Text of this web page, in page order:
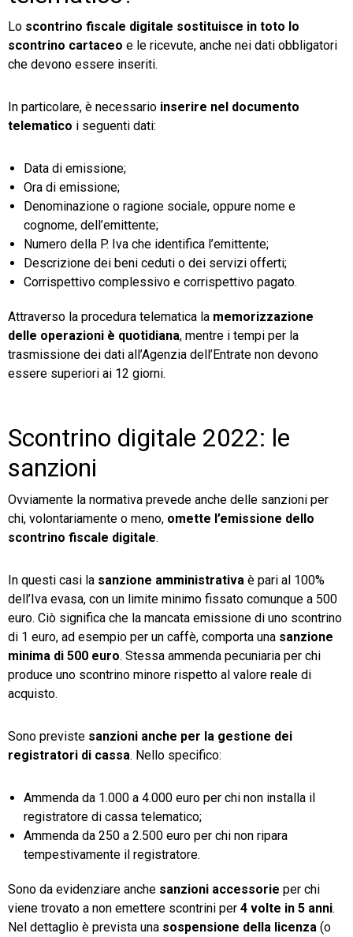
Lo scontrino fiscale digitale sostituisce in toto lo
scontrino cartaceo e le ricevute, anche nei dati obbligatori
che devono essere inseriti.
In particolare, è necessario inserire nel documento
telematico i seguenti dati:
Data di emissione;
Ora di emissione;
Denominazione o ragione sociale, oppure nome e
cognome, dell’emittente;
Numero della P. Iva che identifica l’emittente;
Descrizione dei beni ceduti o dei servizi offerti;
Corrispettivo complessivo e corrispettivo pagato.
Attraverso la procedura telematica la memorizzazione
delle operazioni è quotidiana, mentre i tempi per la
trasmissione dei dati all’Agenzia dell’Entrate non devono
essere superiori ai 12 giorni.
Scontrino digitale 2022: le
sanzioni
Ovviamente la normativa prevede anche delle sanzioni per
chi, volontariamente o meno, omette l’emissione dello
scontrino fiscale digitale.
In questi casi la sanzione amministrativa è pari al 100%
dell’Iva evasa, con un limite minimo fissato comunque a 500
euro. Ciò significa che la mancata emissione di uno scontrino
di 1 euro, ad esempio per un caffè, comporta una sanzione
minima di 500 euro. Stessa ammenda pecuniaria per chi
produce uno scontrino minore rispetto al valore reale di
acquisto.
Sono previste sanzioni anche per la gestione dei
registratori di cassa. Nello specifico:
Ammenda da 1.000 a 4.000 euro per chi non installa il
registratore di cassa telematico;
Ammenda da 250 a 2.500 euro per chi non ripara
tempestivamente il registratore.
Sono da evidenziare anche sanzioni accessorie per chi
viene trovato a non emettere scontrini per 4 volte in 5 anni.
Nel dettaglio è prevista una sospensione della licenza (o